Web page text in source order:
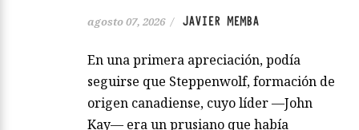
agosto 07, 2026 / JAVIER MEMBA
En una primera apreciación, podía
seguirse que Steppenwolf, formación de
origen canadiense, cuyo líder —John
Kay— era un prusiano que había